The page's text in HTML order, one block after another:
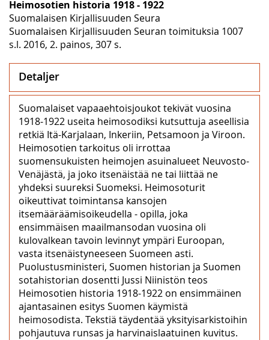
Heimosotien historia 1918 - 1922
Suomalaisen Kirjallisuuden Seura
Suomalaisen Kirjallisuuden Seuran toimituksia 1007
s.l. 2016, 2. painos, 307 s.
Detaljer
Suomalaiset vapaaehtoisjoukot tekivät vuosina
1918-1922 useita heimosodiksi kutsuttuja aseellisia
retkiä Itä-Karjalaan, Inkeriin, Petsamoon ja Viroon.
Heimosotien tarkoitus oli irrottaa
suomensukuisten heimojen asuinalueet Neuvosto-
Venäjästä, ja joko itsenäistää ne tai liittää ne
yhdeksi suureksi Suomeksi. Heimosoturit
oikeuttivat toimintansa kansojen
itsemääräämisoikeudella - opilla, joka
ensimmäisen maailmansodan vuosina oli
kulovalkean tavoin levinnyt ympäri Euroopan,
vasta itsenäistyneeseen Suomeen asti.
Puolustusministeri, Suomen historian ja Suomen
sotahistorian dosentti Jussi Niinistön teos
Heimosotien historia 1918-1922 on ensimmäinen
ajantasainen esitys Suomen käymistä
heimosodista. Tekstiä täydentää yksityisarkistoihin
pohjautuva runsas ja harvinaislaatuinen kuvitus.